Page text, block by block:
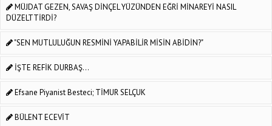
MÜJDAT GEZEN, SAVAŞ DİNÇEL YÜZÜNDEN EĞRİ MİNAREYİ NASIL
DÜZELTTİRDİ?
"SEN MUTLULUĞUN RESMİNİ YAPABİLİR MİSİN ABİDİN?"
İŞTE REFİK DURBAŞ...
Efsane Piyanist Besteci; TİMUR SELÇUK
BÜLENT ECEVİT